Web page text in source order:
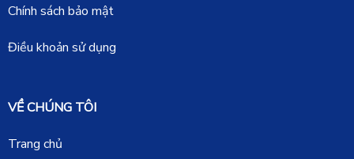
Chính sách bảo mật
Điều khoản sử dụng
VỀ CHÚNG TÔI
Trang chủ